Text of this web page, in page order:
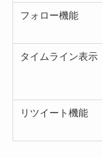
フォロー機能
タイムライン表示
リツイート機能